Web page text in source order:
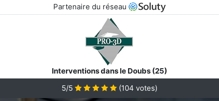
Partenaire du réseau
Interventions dans le Doubs (25)
5/5
(104 votes)